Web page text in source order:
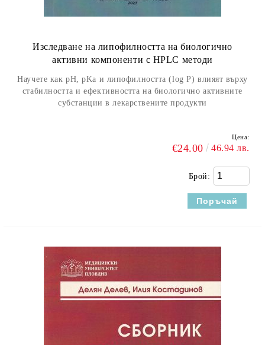
Изследване на липофилността на биологично
активни компоненти с HPLC методи
Научете как pH, pKa и липофилността (log P) влияят върху
стабилността и ефективността на биологично активните
субстанции в лекарствените продукти
Цена:
€24.00 46.94 лв.
Брой: